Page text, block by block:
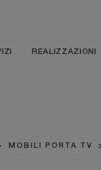
REALIZZAZIONI
MOBILI PORTA TV